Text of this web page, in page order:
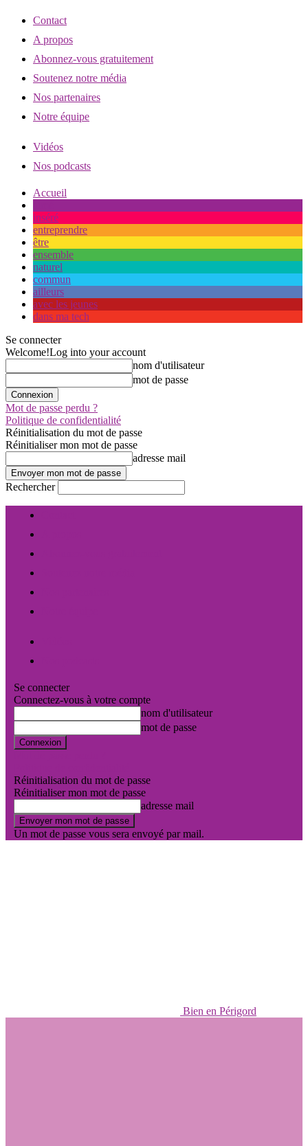
Contact
A propos
Abonnez-vous gratuitement
Soutenez notre média
Nos partenaires
Notre équipe
Vidéos
Nos podcasts
Accueil
inséré
entreprendre
être
ensemble
naturel
commun
ailleurs
avec les jeunes
dans ma tech
Se connecter
Welcome!Log into your account
nom d'utilisateur
mot de passe
Mot de passe perdu ?
Politique de confidentialité
Réinitialisation du mot de passe
Réinitialiser mon mot de passe
adresse mail
Rechercher
Se connecter
Connectez-vous à votre compte
nom d'utilisateur
mot de passe
Réinitialisation du mot de passe
Réinitialiser mon mot de passe
adresse mail
Un mot de passe vous sera envoyé par mail.
Bien en Périgord